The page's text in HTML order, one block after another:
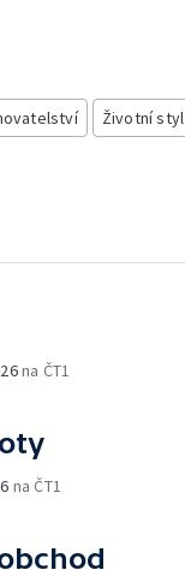
Životní styl
na ČT1
na ČT1